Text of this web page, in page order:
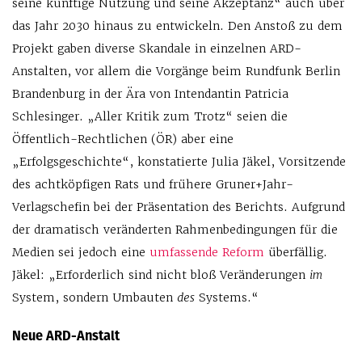
seine künftige Nutzung und seine Akzeptanz“ auch über
das Jahr 2030 hinaus zu entwickeln. Den Anstoß zu dem
Projekt gaben diverse Skandale in einzelnen ARD-
Anstalten, vor allem die Vorgänge beim Rundfunk Berlin
Brandenburg in der Ära von Intendantin Patricia
Schlesinger. „Aller Kritik zum Trotz“ seien die
Öffentlich-Rechtlichen (ÖR) aber eine
„Erfolgsgeschichte“, konstatierte Julia Jäkel, Vorsitzende
des achtköpfigen Rats und frühere Gruner+Jahr-
Verlagschefin bei der Präsentation des Berichts. Aufgrund
der dramatisch veränderten Rahmenbedingungen für die
Medien sei jedoch eine umfassende Reform überfällig.
Jäkel: „Erforderlich sind nicht bloß Veränderungen im
System, sondern Umbauten des Systems.“
Neue ARD-Anstalt